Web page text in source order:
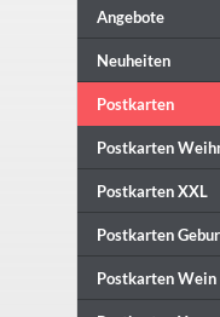
Angebote
Neuheiten
Postkarten
Postkarten
Postkarten XXL
Postkarten
Postkarten Wein